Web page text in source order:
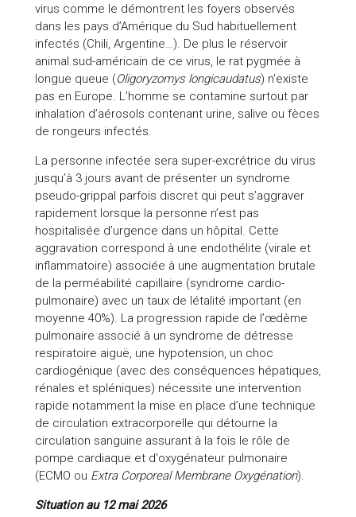
virus comme le démontrent les foyers observés
dans les pays d’Amérique du Sud habituellement
infectés (Chili, Argentine…). De plus le réservoir
animal sud-américain de ce virus, le rat pygmée à
longue queue (Oligoryzomys longicaudatus) n’existe
pas en Europe. L’homme se contamine surtout par
inhalation d’aérosols contenant urine, salive ou fèces
de rongeurs infectés.
La personne infectée sera super-excrétrice du virus
jusqu’à 3 jours avant de présenter un syndrome
pseudo-grippal parfois discret qui peut s’aggraver
rapidement lorsque la personne n’est pas
hospitalisée d’urgence dans un hôpital. Cette
aggravation correspond à une endothélite (virale et
inflammatoire) associée à une augmentation brutale
de la perméabilité capillaire (syndrome cardio-
pulmonaire) avec un taux de létalité important (en
moyenne 40%). La progression rapide de l’œdème
pulmonaire associé à un syndrome de détresse
respiratoire aiguë, une hypotension, un choc
cardiogénique (avec des conséquences hépatiques,
rénales et spléniques) nécessite une intervention
rapide notamment la mise en place d’une technique
de circulation extracorporelle qui détourne la
circulation sanguine assurant à la fois le rôle de
pompe cardiaque et d'oxygénateur pulmonaire
(ECMO ou Extra Corporeal Membrane Oxygénation).
Situation au 12 mai 2026